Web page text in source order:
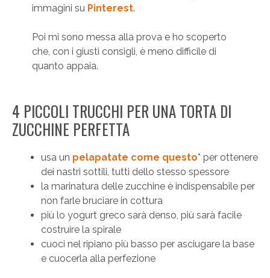
immagini su Pinterest.
Poi mi sono messa alla prova e ho scoperto
che, con i giusti consigli, è meno difficile di
quanto appaia.
4 PICCOLI TRUCCHI PER UNA TORTA DI
ZUCCHINE PERFETTA
usa un pelapatate come questo* per ottenere
dei nastri sottili, tutti dello stesso spessore
la marinatura delle zucchine è indispensabile per
non farle bruciare in cottura
più lo yogurt greco sarà denso, più sarà facile
costruire la spirale
cuoci nel ripiano più basso per asciugare la base
e cuocerla alla perfezione